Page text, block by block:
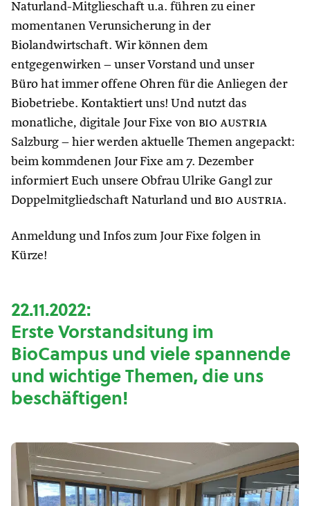
Naturland-Mitglieschaft u.a. führen zu einer
momentanen Verunsicherung in der
Biolandwirtschaft. Wir können dem
entgegenwirken – unser Vorstand und unser
Büro hat immer offene Ohren für die Anliegen der
Biobetriebe. Kontaktiert uns! Und nutzt das
monatliche, digitale Jour Fixe von bio austria
Salzburg – hier werden aktuelle Themen angepackt:
beim kommdenen Jour Fixe am 7. Dezember
informiert Euch unsere Obfrau Ulrike Gangl zur
Doppelmitgliedschaft Naturland und bio austria.
Anmeldung und Infos zum Jour Fixe folgen in
Kürze!
22.11.2022:
Erste Vorstandsitung im
BioCampus und viele spannende
und wichtige Themen, die uns
beschäftigen!